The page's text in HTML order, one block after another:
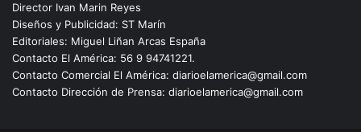
Director Ivan Marin Reyes
Diseños y Publicidad: ST Marín
Editoriales: Miguel Liñan Arcas España
Contacto El América: 56 9 94741221.
Contacto Comercial El América: diarioelamerica@gmail.com
Contacto Dirección de Prensa: diarioelamerica@gmail.com